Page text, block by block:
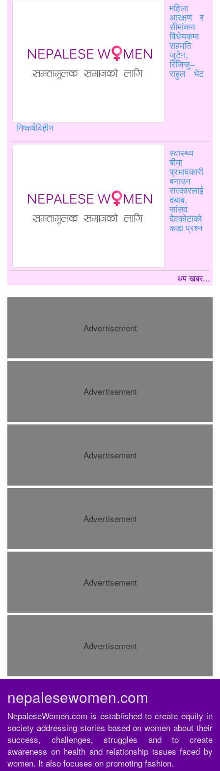
महिला
आरक्षण र
सीमांकन
विधेयकमा
सहमति
जुटेन,
रिजिजु–
राहुल भेट
निष्कर्षविहीन
स्वास्थ्य
बीमा
प्रभावकारी
बनाउन
सरकारलाई
दबाब,
सांसद
देवकोटाको
कडा प्रश्न
थप खबर...
Advertisement
Advertisement
Advertisement
Advertisement
Advertisement
Advertisement
nepalesewomen.com
NepaleseWomen.com is established to create equity in
society addressing stories based on women about their
success, challenges, struggles and to create
awareness on health and relationship issues faced by
women. It also focuses on promoting fashion.